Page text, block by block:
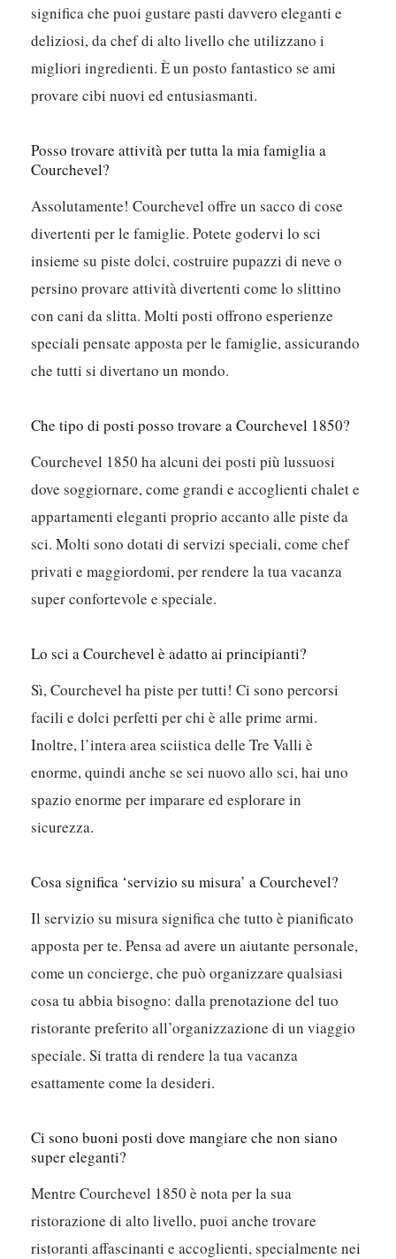
significa che puoi gustare pasti davvero eleganti e
deliziosi, da chef di alto livello che utilizzano i
migliori ingredienti. È un posto fantastico se ami
provare cibi nuovi ed entusiasmanti.
Posso trovare attività per tutta la mia famiglia a
Courchevel?
Assolutamente! Courchevel offre un sacco di cose
divertenti per le famiglie. Potete godervi lo sci
insieme su piste dolci, costruire pupazzi di neve o
persino provare attività divertenti come lo slittino
con cani da slitta. Molti posti offrono esperienze
speciali pensate apposta per le famiglie, assicurando
che tutti si divertano un mondo.
Che tipo di posti posso trovare a Courchevel 1850?
Courchevel 1850 ha alcuni dei posti più lussuosi
dove soggiornare, come grandi e accoglienti chalet e
appartamenti eleganti proprio accanto alle piste da
sci. Molti sono dotati di servizi speciali, come chef
privati e maggiordomi, per rendere la tua vacanza
super confortevole e speciale.
Lo sci a Courchevel è adatto ai principianti?
Sì, Courchevel ha piste per tutti! Ci sono percorsi
facili e dolci perfetti per chi è alle prime armi.
Inoltre, l’intera area sciistica delle Tre Valli è
enorme, quindi anche se sei nuovo allo sci, hai uno
spazio enorme per imparare ed esplorare in
sicurezza.
Cosa significa ‘servizio su misura’ a Courchevel?
Il servizio su misura significa che tutto è pianificato
apposta per te. Pensa ad avere un aiutante personale,
come un concierge, che può organizzare qualsiasi
cosa tu abbia bisogno: dalla prenotazione del tuo
ristorante preferito all’organizzazione di un viaggio
speciale. Si tratta di rendere la tua vacanza
esattamente come la desideri.
Ci sono buoni posti dove mangiare che non siano
super eleganti?
Mentre Courchevel 1850 è nota per la sua
ristorazione di alto livello, puoi anche trovare
ristoranti affascinanti e accoglienti, specialmente nei